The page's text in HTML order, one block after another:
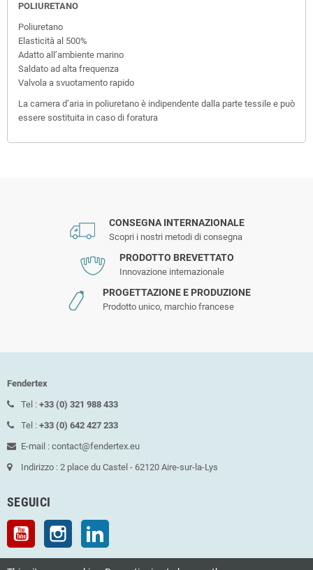
POLIURETANO
Poliuretano
Elasticità al 500%
Adatto all’ambiente marino
Saldato ad alta frequenza
Valvola a svuotamento rapido
La camera d’aria in poliuretano è indipendente dalla parte tessile e può
essere sostituita in caso di foratura
CONSEGNA INTERNAZIONALE
Scopri i nostri metodi di consegna
PRODOTTO BREVETTATO
Innovazione internazionale
PROGETTAZIONE E PRODUZIONE
Prodotto unico, marchio francese
Fendertex
Tel : +33 (0) 321 988 433
Tel : +33 (0) 642 427 233
E-mail : contact@fendertex.eu
Indirizzo : 2 place du Castel - 62120 Aire-sur-la-Lys
SEGUICI
YouTube Instagram